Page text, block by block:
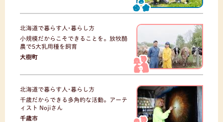
北海道で暮らす人･暮らし方
小規模だからこそできることを。放牧酪
農で5大乳用種を飼育
大樹町
北海道で暮らす人･暮らし方
千歳だからできる多角的な活動。アーテ
ィスト Nojiさん
千歳市